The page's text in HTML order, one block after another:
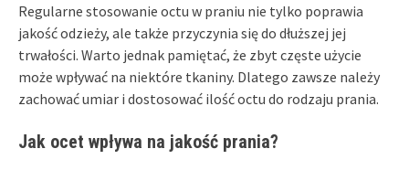
Regularne stosowanie octu w praniu nie tylko poprawia
jakość odzieży, ale także przyczynia się do dłuższej jej
trwałości. Warto jednak pamiętać, że zbyt częste użycie
może wpływać na niektóre tkaniny. Dlatego zawsze należy
zachować umiar i dostosować ilość octu do rodzaju prania.
Jak ocet wpływa na jakość prania?